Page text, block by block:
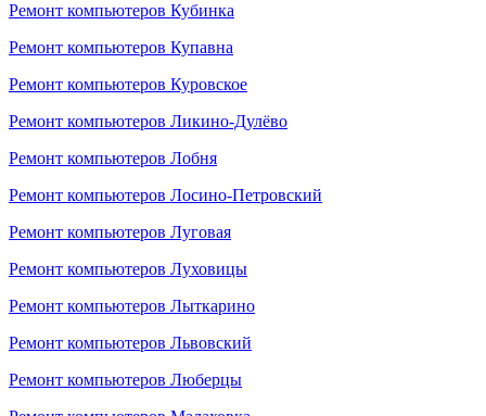
Ремонт компьютеров Кубинка
Ремонт компьютеров Купавна
Ремонт компьютеров Куровское
Ремонт компьютеров Ликино-Дулёво
Ремонт компьютеров Лобня
Ремонт компьютеров Лосино-Петровский
Ремонт компьютеров Луговая
Ремонт компьютеров Луховицы
Ремонт компьютеров Лыткарино
Ремонт компьютеров Львовский
Ремонт компьютеров Люберцы